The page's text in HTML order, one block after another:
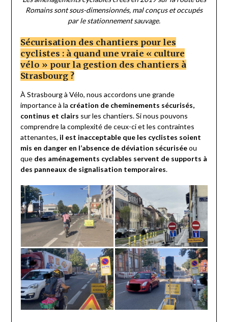
Romains sont sous-dimensionnés, mal conçus et occupés
par le stationnement sauvage.
Sécurisation des chantiers pour les
cyclistes : à quand une vraie « culture
vélo » pour la gestion des chantiers à
Strasbourg ?
À Strasbourg à Vélo, nous accordons une grande
importance à la création de cheminements sécurisés,
continus et clairs sur les chantiers. Si nous pouvons
comprendre la complexité de ceux-ci et les contraintes
attenantes, il est inacceptable que les cyclistes soient
mis en danger en l’absence de déviation sécuriséeou
que des aménagements cyclables servent de supports à
des panneaux de signalisation temporaires.